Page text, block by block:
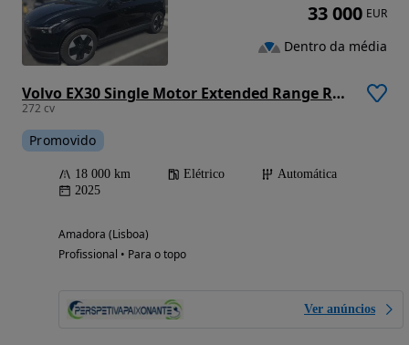
Volvo EX30 Single Motor Extended Range RWD Core
272 cv
Promovido
18 000 km Elétrico
Automática
2025
Amadora (Lisboa)
Profissional • Para o topo
Ver anúncios
33 000 EUR
Dentro da média